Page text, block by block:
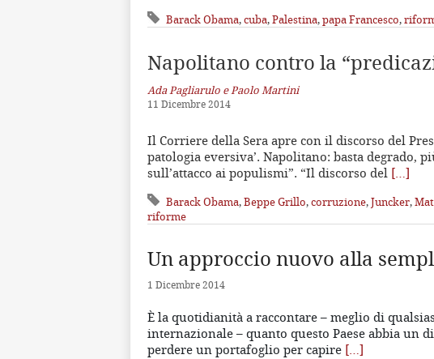
Barack Obama,cuba,Palestina,papa Francesco,
Napolitano contro la
Ada Pagliarulo e Paolo Martini
11 Dicembre 2014
Il Corriere della Sera apre con il discorso del
patologia eversiva’. Napolitano: basta degrado,
sull’attacco ai populismi”. “Il discorso del […]
Barack Obama,Beppe Grillo,corruzione,Juncker,
riforme
Un approccio nuovo alla
1 Dicembre 2014
È la quotidianità a raccontare – meglio di
internazionale – quanto questo Paese abbia un
perdere un portafoglio per capire […]